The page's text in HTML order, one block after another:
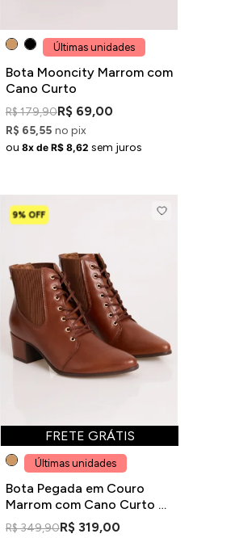
Últimas unidades
Bota Mooncity Marrom com
Cano Curto
R$ 179,90R$ 69,00
R$ 65,55 no pix
ou 8x de R$ 8,62 sem juros
9% OFF
FRETE GRÁTIS
Últimas unidades
Bota Pegada em Couro
Marrom com Cano Curto e
Cadarço
R$ 349,90R$ 319,00